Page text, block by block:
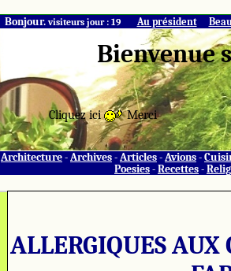
Bonjour.visiteurs jour : 19 Au président
Bienvenue
Cliquez ici Merci
Architecture - Archives - Articles - Avions -
Poesies - Recettes -
ALLERGIQUES